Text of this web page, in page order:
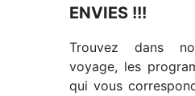
ENVIES !!!
Trouvez dans
voyage, les
qui vous